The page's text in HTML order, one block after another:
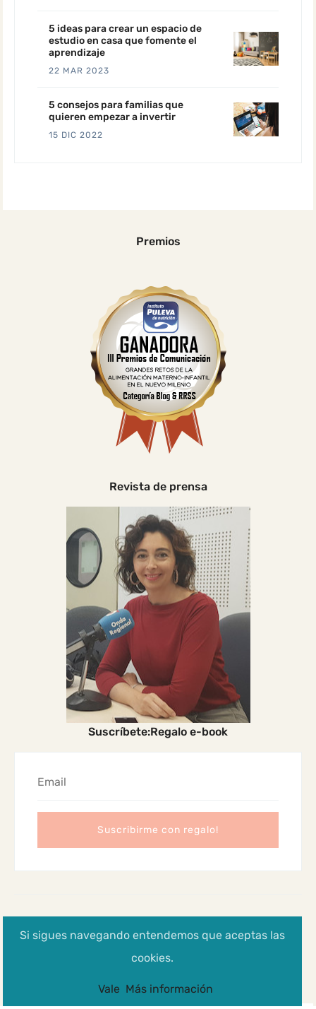
5 ideas para crear un espacio de
estudio en casa que fomente el
aprendizaje
22 MAR 2023
5 consejos para familias que
quieren empezar a invertir
15 DIC 2022
Premios
Revista de prensa
Suscríbete:Regalo e-book
Aviso legal, Política de privacidad y cookies
Si sigues navegando entendemos que aceptas las
cookies.
Vale Más información